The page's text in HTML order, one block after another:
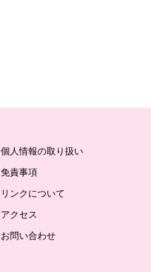
個人情報の取り扱い
免責事項
リンクについて
アクセス
お問い合わせ